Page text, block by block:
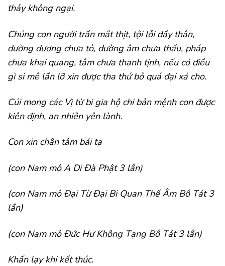
thảy không ngại.
Chúng con người trần mắt thịt, tội lỗi đầy thân,
đường dương chưa tỏ, đường âm chưa thấu, pháp
chưa khai quang, tâm chưa thanh tịnh, nếu có điều
gì si mê lần lỡ xin được tha thứ bỏ quá đại xá cho.
Cúi mong các Vị từ bi gia hộ chi bản mệnh con được
kiên định, an nhiên yên lành.
Con xin chân tâm bái tạ
(con Nam mô A Di Đà Phật 3 lần)
(con Nam mô Đại Từ Đại Bi Quan Thế Âm Bồ Tát 3
lần)
(con Nam mô Đức Hư Không Tạng Bồ Tát 3 lần)
Khấn lạy khi kết thúc.